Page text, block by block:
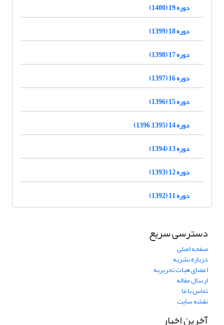
دوره 19 (1400)
دوره 18 (1399)
دوره 17 (1398)
دوره 16 (1397)
دوره 15 (1396)
دوره 14 (1395, 1396)
دوره 13 (1394)
دوره 12 (1393)
دوره 11 (1392)
دسترسی سریع
صفحه اصلی
درباره نشریه
اعضای هیات تحریریه
ارسال مقاله
تماس با ما
نقشه سایت
آخرین اخبار